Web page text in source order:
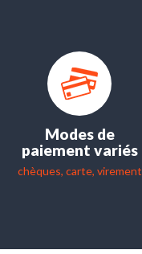
Modes de
paiement variés
chèques, carte, virement